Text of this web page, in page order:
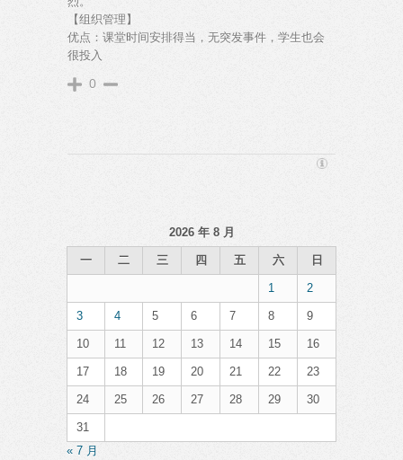
【组织管理】
优点：课堂时间安排得当，无突发事件，学生也会
很投入
0
2026 年 8 月
一 二 三 四 五 六 日
1 2
3 4 5 6 7 8 9
10 11 12 13 14 15 16
17 18 19 20 21 22 23
24 25 26 27 28 29 30
31
« 7 月